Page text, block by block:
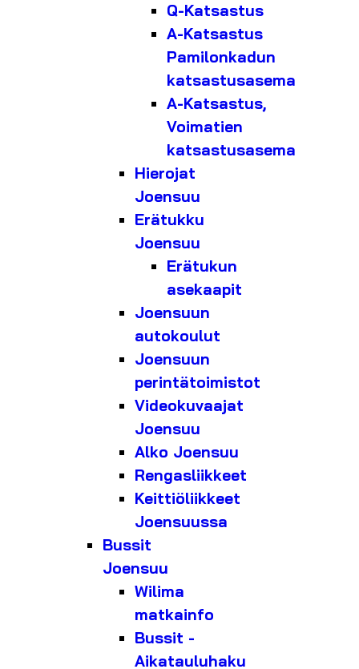
Q-Katsastus
A-Katsastus
Pamilonkadun
katsastusasema
A-Katsastus,
Voimatien
katsastusasema
Hierojat
Joensuu
Erätukku
Joensuu
Erätukun
asekaapit
Joensuun
autokoulut
Joensuun
perintätoimistot
Videokuvaajat
Joensuu
Alko Joensuu
Rengasliikkeet
Keittiöliikkeet
Joensuussa
Bussit
Joensuu
Wilima
matkainfo
Bussit -
Aikatauluhaku